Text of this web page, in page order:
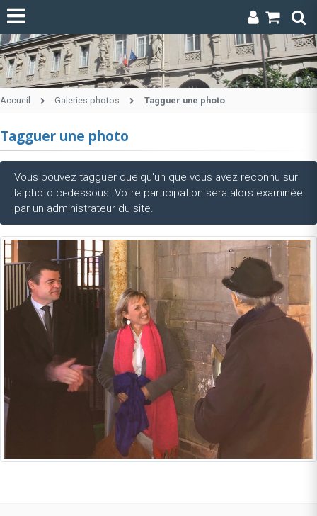
Accueil Galeries photos Tagguer une photo
Tagguer une photo
Vous pouvez tagguer quelqu'un que vous avez reconnu sur
la photo ci-dessous. Votre participation sera alors examinée
par un administrateur du site.